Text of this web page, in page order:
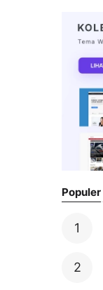
Populer